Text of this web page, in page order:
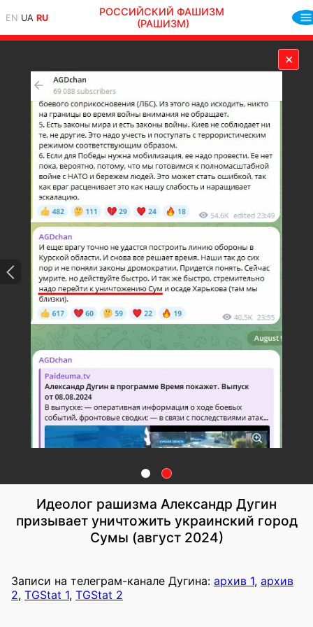
EN UA RU
РОССИЙСКИЙ ФАШИЗМ
(РАШИЗМ)
✕
Идеолог рашизма Александр Дугин
призывает уничтожить украинский город
Сумы (август 2024)
Записи на телеграм-канале Дугина: архив 1, архив
2, TGStat 1, TGStat 2